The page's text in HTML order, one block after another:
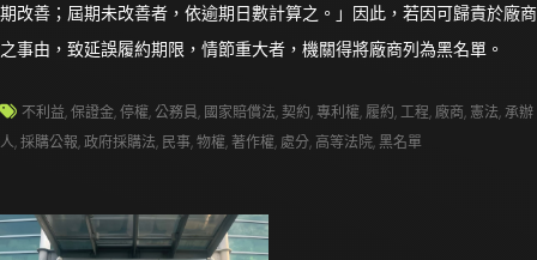
期改善；屆期未改善者，依逾期日數計算之。」因此，若因可歸責於廠商
之事由，致延誤履約期限，情節重大者，機關得將廠商列為黑名單。
不利益,保證金,停權,公務員, 國家賠償法, 契約,專利權, 履約,工程,廠商, 憲法, 承辦
人,採購公報,政府採購法, 民事,物權, 著作權, 處分, 高等法院,黑名單